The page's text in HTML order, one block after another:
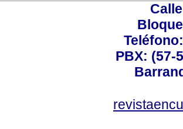
PBX: (57-